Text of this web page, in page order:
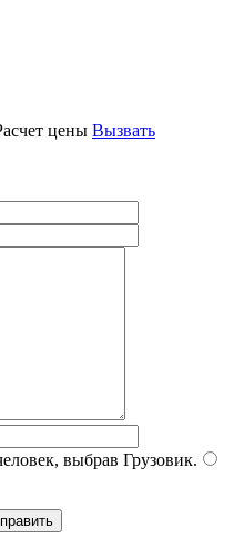
цены Вызвать
выбрав Грузовик.